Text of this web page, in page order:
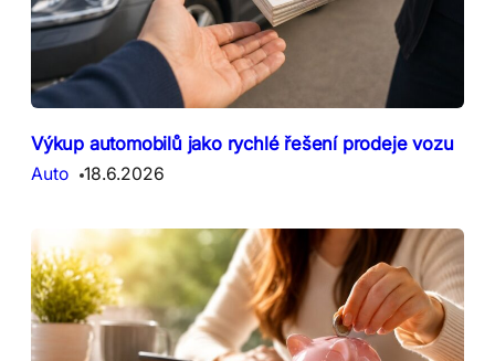
Výkup automobilů jako rychlé řešení prodeje vozu
Auto 18.6.2026